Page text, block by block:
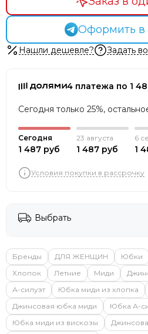
Оформить в
Нашли дешевле? Задать
4 платежа по 1
Сегодня только 25%,
Сегодня
1 487 руб
23 августа
1 487 руб
6
1
Условия покупки в рассрочку
Выбрать
Бренды ДЛЯ ЖЕНЩИН Юбки
Хлопок
Летние Миди
А-силуэт
Юбка миди из хлопка
Джинсовая юбка миди
Юбка А-
Юбка миди из вискозы